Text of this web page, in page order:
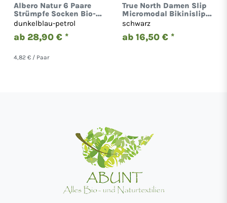
Albero Natur 6 Paare
Strümpfe Socken Bio-
Baumwolle Unisex 2314
dunkelblau-petrol
ab 28,90 € *
4,82 € / Paar
True North Damen Slip
Micromodal Bikinislip
Unterhose 1410
schwarz
ab 16,50 € *